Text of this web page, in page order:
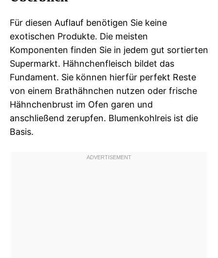
Für diesen Auflauf benötigen Sie keine
exotischen Produkte. Die meisten
Komponenten finden Sie in jedem gut sortierten
Supermarkt. Hähnchenfleisch bildet das
Fundament. Sie können hierfür perfekt Reste
von einem Brathähnchen nutzen oder frische
Hähnchenbrust im Ofen garen und
anschließend zerupfen. Blumenkohlreis ist die
Basis.